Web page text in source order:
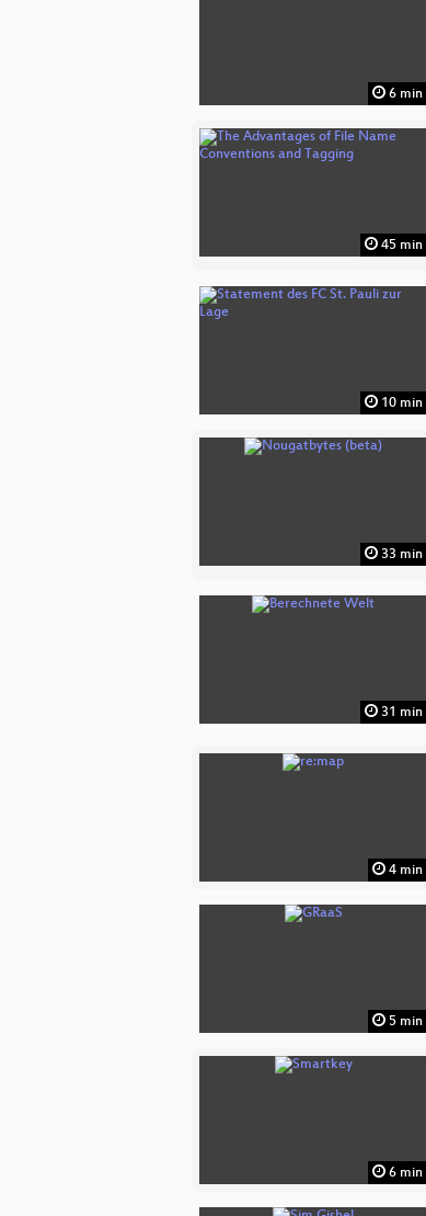
6 min
45 min
10 min
33 min
31 min
4 min
5 min
6 min